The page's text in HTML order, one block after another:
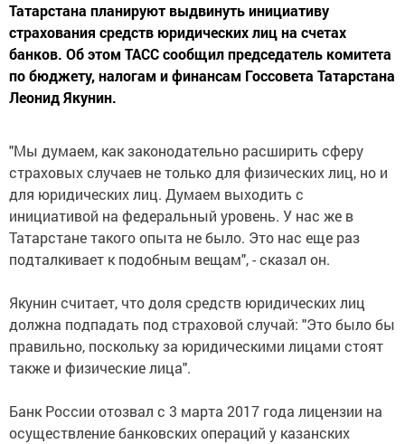
Татарстана планируют выдвинуть инициативу
страхования средств юридических лиц на счетах
банков. Об этом ТАСС сообщил председатель комитета
по бюджету, налогам и финансам Госсовета Татарстана
Леонид Якунин.
"Мы думаем, как законодательно расширить сферу
страховых случаев не только для физических лиц, но и
для юридических лиц. Думаем выходить с
инициативой на федеральный уровень. У нас же в
Татарстане такого опыта не было. Это нас еще раз
подталкивает к подобным вещам", - сказал он.
Якунин считает, что доля средств юридических лиц
должна подпадать под страховой случай: "Это было бы
правильно, поскольку за юридическими лицами стоят
также и физические лица".
Банк России отозвал с 3 марта 2017 года лицензии на
осуществление банковских операций у казанских